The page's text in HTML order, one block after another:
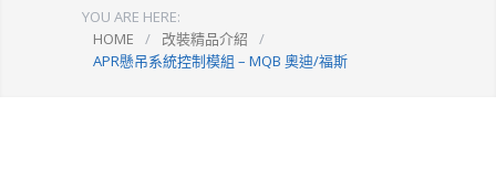
YOU ARE HERE:
HOME
/ 改裝精品介紹
/
APR懸吊系統控制模組 – MQB 奧迪/福斯